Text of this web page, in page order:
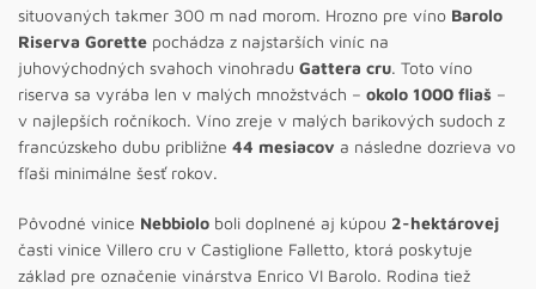
situovaných takmer 300 m nad morom. Hrozno pre víno Barolo
Riserva Gorette pochádza z najstarších viníc na
juhovýchodných svahoch vinohradu Gattera cru. Toto víno
riserva sa vyrába len v malých množstvách – okolo 1000 fliaš –
v najlepších ročníkoch. Víno zreje v malých barikových sudoch z
francúzskeho dubu približne 44 mesiacov a následne dozrieva vo
fľaši minimálne šesť rokov.
Pôvodné vinice Nebbiolo boli doplnené aj kúpou 2-hektárovej
časti vinice Villero cru v Castiglione Falletto, ktorá poskytuje
základ pre označenie vinárstva Enrico VI Barolo. Rodina tiež